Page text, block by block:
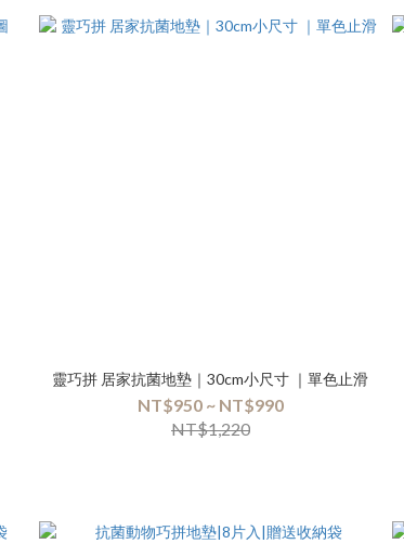
靈巧拼 居家抗菌地墊｜30cm小尺寸 ｜單色止滑
NT$950 ~ NT$990
NT$1,220